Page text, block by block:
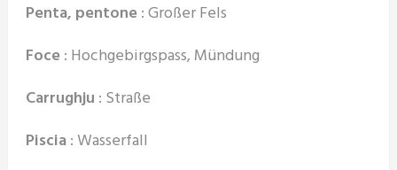
Penta, pentone: Großer Fels
Foce: Hochgebirgspass, Mündung
Carrughju : Straße
Piscia: Wasserfall